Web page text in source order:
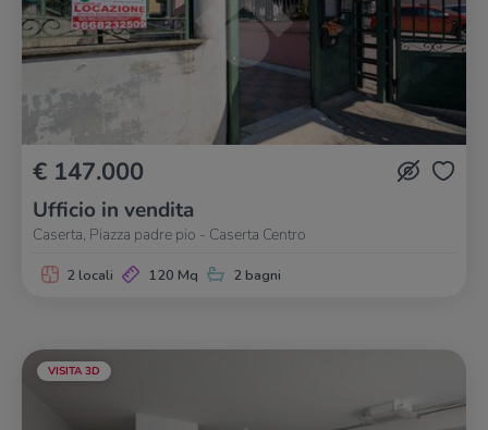
€ 147.000
Ufficio in vendita
Caserta, Piazza padre pio - Caserta Centro
2 locali 120 Mq 2 bagni
VISITA 3D